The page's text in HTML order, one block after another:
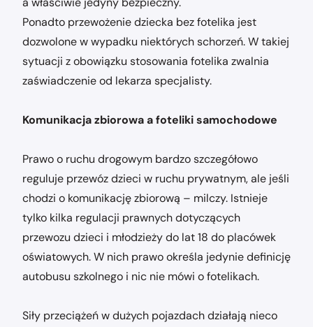
Ponadto przewożenie dziecka bez fotelika jest
dozwolone w wypadku niektórych schorzeń. W takiej
sytuacji z obowiązku stosowania fotelika zwalnia
zaświadczenie od lekarza specjalisty.
Komunikacja zbiorowa a foteliki samochodowe
Prawo o ruchu drogowym bardzo szczegółowo
reguluje przewóz dzieci w ruchu prywatnym, ale jeśli
chodzi o komunikację zbiorową – milczy. Istnieje
tylko kilka regulacji prawnych dotyczących
przewozu dzieci i młodzieży do lat 18 do placówek
oświatowych. W nich prawo określa jedynie definicję
autobusu szkolnego i nic nie mówi o fotelikach.
Siły przeciążeń w dużych pojazdach działają nieco